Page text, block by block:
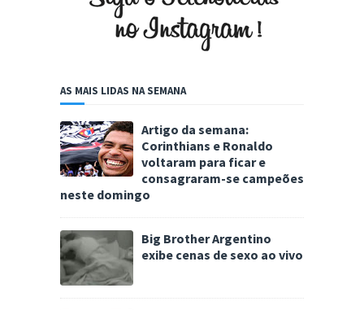
AS MAIS LIDAS NA SEMANA
Artigo da semana:
Corinthians e Ronaldo
voltaram para ficar e
consagraram-se campeões
neste domingo
Big Brother Argentino
exibe cenas de sexo ao vivo